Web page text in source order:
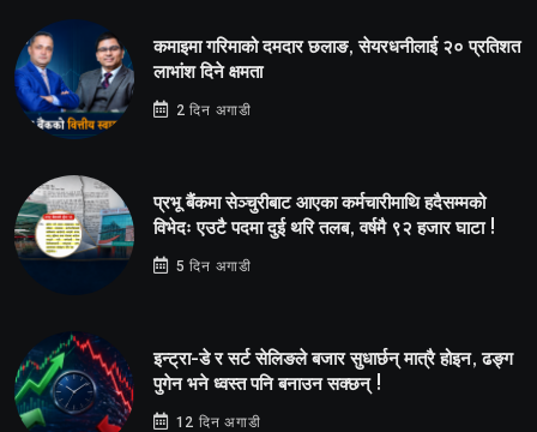
कमाइमा गरिमाको दमदार छलाङ, सेयरधनीलाई २० प्रतिशत
लाभांश दिने क्षमता
2 दिन अगाडी
प्रभू बैंकमा सेञ्चुरीबाट आएका कर्मचारीमाथि हदैसम्मको
विभेदः एउटै पदमा दुई थरि तलब, वर्षमै ९२ हजार घाटा !
5 दिन अगाडी
इन्ट्रा-डे र सर्ट सेलिङले बजार सुधार्छन् मात्रै होइन, ढङ्ग
पुगेन भने ध्वस्त पनि बनाउन सक्छन् !
12 दिन अगाडी